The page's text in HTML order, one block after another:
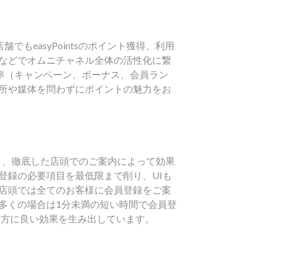
でもeasyPointsのポイント獲得、利用
どでオムニチャネル全体の活性化に繋
キャンペーン、ボーナス、会員ラン
や媒体を問わずにポイントの魅力をお
徹底した店頭でのご案内によって効果
録の必要項目を最低限まで削り、UIも
頭では全てのお客様に会員登録をご案
くの場合は1分未満の短い時間で会員登
に良い効果を生み出しています。